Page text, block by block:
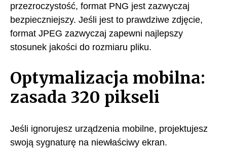
przezroczystość, format PNG jest zazwyczaj
bezpieczniejszy. Jeśli jest to prawdziwe zdjęcie,
format JPEG zazwyczaj zapewni najlepszy
stosunek jakości do rozmiaru pliku.
Optymalizacja mobilna:
zasada 320 pikseli
Jeśli ignorujesz urządzenia mobilne, projektujesz
swoją sygnaturę na niewłaściwy ekran.